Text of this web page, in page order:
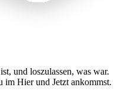
und loszulassen, was war.
Hier und Jetzt ankommst.